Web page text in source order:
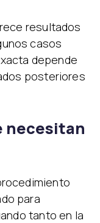
resultados
casos
depende
posteriores
necesitan
para
tanto en la